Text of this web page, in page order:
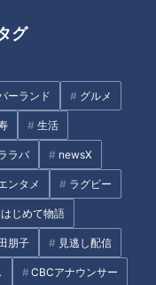
グ
ーランド グルメ
生活
ラバ newsX
ンタメ ラグビー
じめて物語
朋子 見逃し配信
CBCアナウンサー
き 紅しょうがタルタル
作り方【キユーピー３
ング】